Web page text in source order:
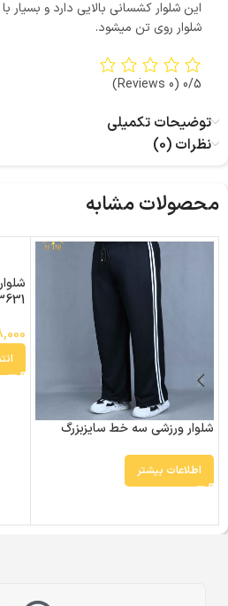
این شلوار کشسانی بالایی دارد و
شلوار روی تن میشود.
0/5
(0 Reviews)
توضیحات تکمیلی
نظرات (0)
محصولات مشابه
شلوار ورزشی سه خط سایزبزرگ
اطلاعات بیشتر